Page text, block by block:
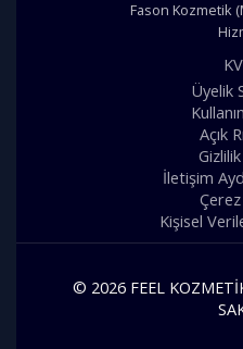
Fason Kozmetik
Üyelik
Açık
İletişim
Kişisel
© 2026 FEEL